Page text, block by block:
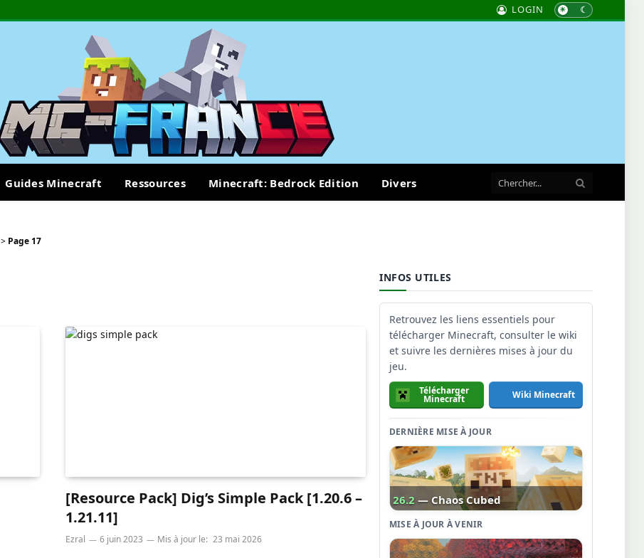
LOGIN
Guides Minecraft Ressources Minecraft: Bedrock Edition Divers
> Page 17
[Resource Pack] Dig’s Simple Pack [1.20.6 –
1.21.11]
Ezral 6 juin 2023 Mis à jour le: 23 mai 2026
INFOS UTILES
Retrouvez les liens essentiels pour
télécharger Minecraft, consulter le wiki
et suivre les dernières mises à jour du
jeu.
Télécharger
Minecraft Wiki Minecraft
DERNIÈRE MISE À JOUR
26.2 — Chaos Cubed
MISE À JOUR À VENIR